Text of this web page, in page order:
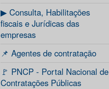
▶ Consulta, Habilitações
fiscais e Jurídicas das
empresas
📌 Agentes de contratação
🚩 PNCP - Portal Nacional de
Contratações Públicas